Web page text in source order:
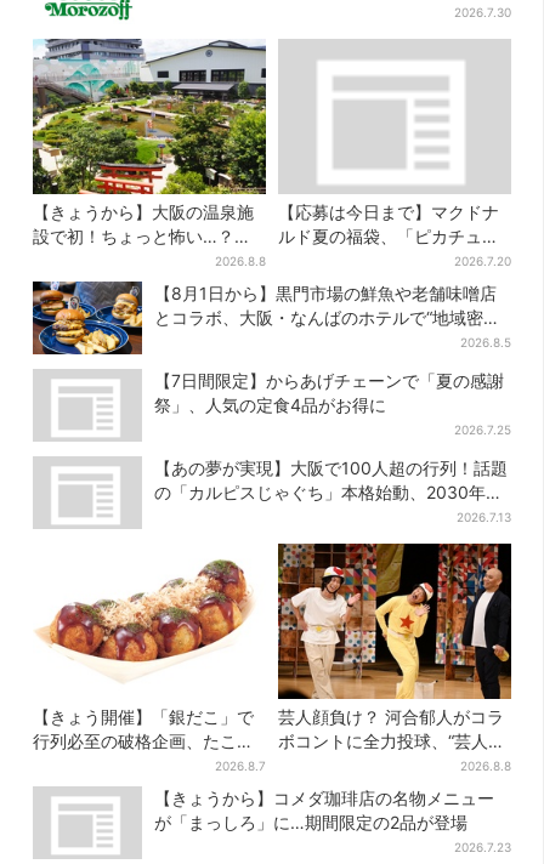
2026.7.30
【きょうから】大阪の温泉施
設で初！ちょっと怖い…？体
験型イベント、限定グルメ＆
盆踊りも
2026.8.8
【応募は今日まで】マクドナ
ルド夏の福袋、「ピカチュウ
のポテトタイマー」などグッ
ズ3品＆商品券付きで3900円
2026.7.20
【8月1日から】黒門市場の鮮魚や老舗味噌店
とコラボ、大阪・なんばのホテルで“地域密
2026.8.5
【7日間限定】からあげチェーンで「夏の感謝
祭」、人気の定食4品がお得に
2026.7.25
【あの夢が実現】大阪で100人超の行列！話題
の「カルピスじゃぐち」本格始動、2030年ま
2026.7.13
【きょう開催】「銀だこ」で
行列必至の破格企画、たこ焼
き1舟が88円に「今年こそ…」
2026.8.7
芸人顔負け？ 河合郁人がコラ
ボコントに全力投球、“芸人も
恥ずかしくてやらない”ギャグ
にも挑戦
2026.8.8
【きょうから】コメダ珈琲店の名物メニュー
が「まっしろ」に…期間限定の2品が登場
2026.7.23